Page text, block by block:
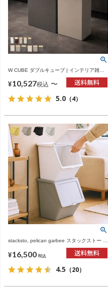
W CUBE ダブルキューブ | インテリア雑
¥10,527税込 〜
5.0 （4）
stacksto, pelican garbee スタックストー ペ
リカン ガービー 38L 3個セット | インテリ
ア雑貨・ゴミ箱
¥16,500 税込
4.5 （20）